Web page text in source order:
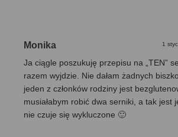
Monika 1
Ja ciągle poszukuję przepisu na „TEN”
razem wyjdzie. Nie dałam żadnych
jeden z członków rodziny jest
musiałabym robić dwa serniki, a tak jest
nie czuje się wykluczone 🙂